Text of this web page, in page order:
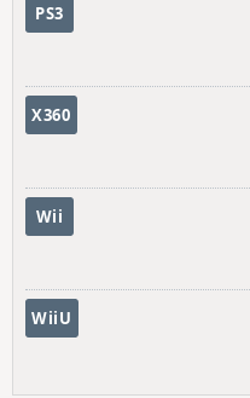
PS3
X360
Wii
WiiU